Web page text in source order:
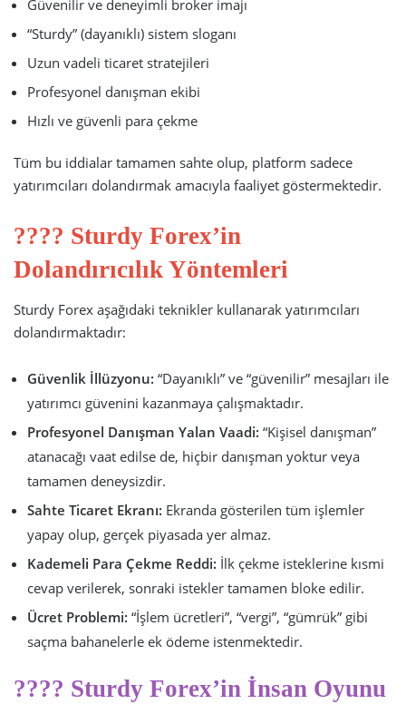
Güvenilir ve deneyimli broker imajı
“Sturdy” (dayanıklı) sistem sloganı
Uzun vadeli ticaret stratejileri
Profesyonel danışman ekibi
Hızlı ve güvenli para çekme
Tüm bu iddialar tamamen sahte olup, platform sadece
yatırımcıları dolandırmak amacıyla faaliyet göstermektedir.
???? Sturdy Forex’in
Dolandırıcılık Yöntemleri
Sturdy Forex aşağıdaki teknikler kullanarak yatırımcıları
dolandırmaktadır:
Güvenlik İllüzyonu: “Dayanıklı” ve “güvenilir” mesajları ile
yatırımcı güvenini kazanmaya çalışmaktadır.
Profesyonel Danışman Yalan Vaadi: “Kişisel danışman”
atanacağı vaat edilse de, hiçbir danışman yoktur veya
tamamen deneysizdir.
Sahte Ticaret Ekranı: Ekranda gösterilen tüm işlemler
yapay olup, gerçek piyasada yer almaz.
Kademeli Para Çekme Reddi: İlk çekme isteklerine kısmi
cevap verilerek, sonraki istekler tamamen bloke edilir.
Ücret Problemi: “İşlem ücretleri”, “vergi”, “gümrük” gibi
saçma bahanelerle ek ödeme istenmektedir.
???? Sturdy Forex’in İnsan Oyunu